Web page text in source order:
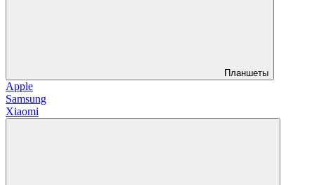
Планшеты
Apple
Samsung
Xiaomi